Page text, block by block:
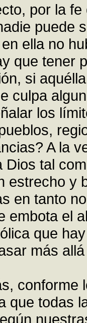
por la
puede
ella no
que tener
si
culpa
los
A la
Dios tal
estrecho y
en tanto
embota el
que
más
conforme
que todas